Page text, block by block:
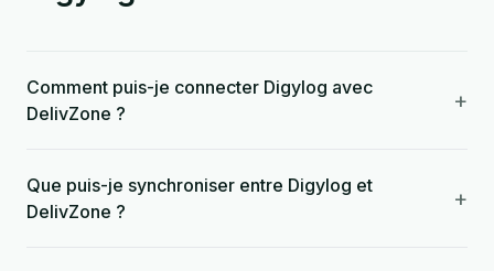
Comment puis-je connecter Digylog avec
DelivZone ?
+
Que puis-je synchroniser entre Digylog et
DelivZone ?
+